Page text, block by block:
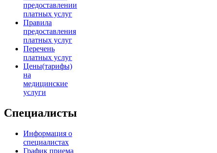
предоставлении
платных услуг
Правила
предоставления
платных услуг
Перечень
платных услуг
Цены(тарифы)
на
медицинские
услуги
Специалисты
Информация о
специалистах
График приема